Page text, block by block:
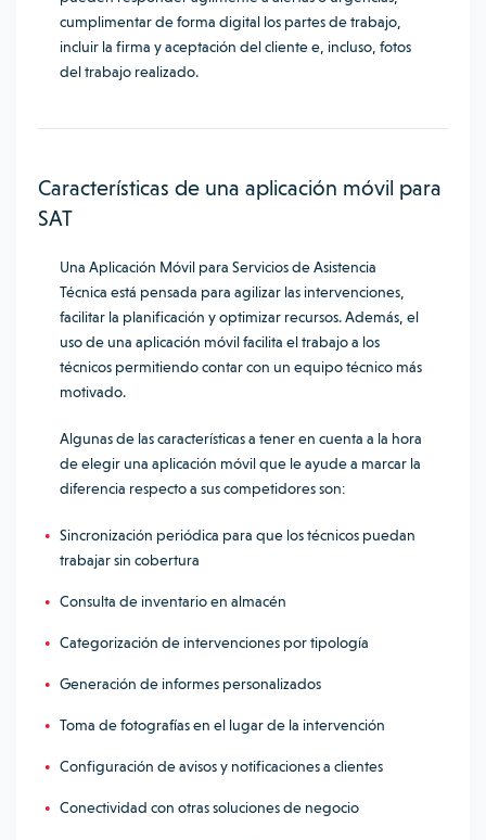
cumplimentar de forma digital los partes de trabajo,
incluir la firma y aceptación del clientee, incluso, fotos
del trabajo realizado.
Características de una aplicación móvil para
SAT
Una Aplicación Móvil para Servicios de Asistencia
Técnica está pensada para agilizar las intervenciones,
facilitar la planificación y optimizar recursos. Además, el
uso de una aplicación móvil facilita el trabajo a los
técnicos permitiendo contar con un equipo técnico más
motivado.
Algunas de las características a tener en cuenta a la hora
de elegir una aplicación móvil que le ayude a marcar la
diferencia respecto a sus competidores son:
Sincronización periódica para que los técnicos puedan
trabajar sin cobertura
Consulta de inventario en almacén
Categorización de intervenciones por tipología
Generación de informes personalizados
Toma de fotografías en el lugar de la intervención
Configuración de avisos y notificaciones a clientes
Conectividad con otras soluciones de negocio